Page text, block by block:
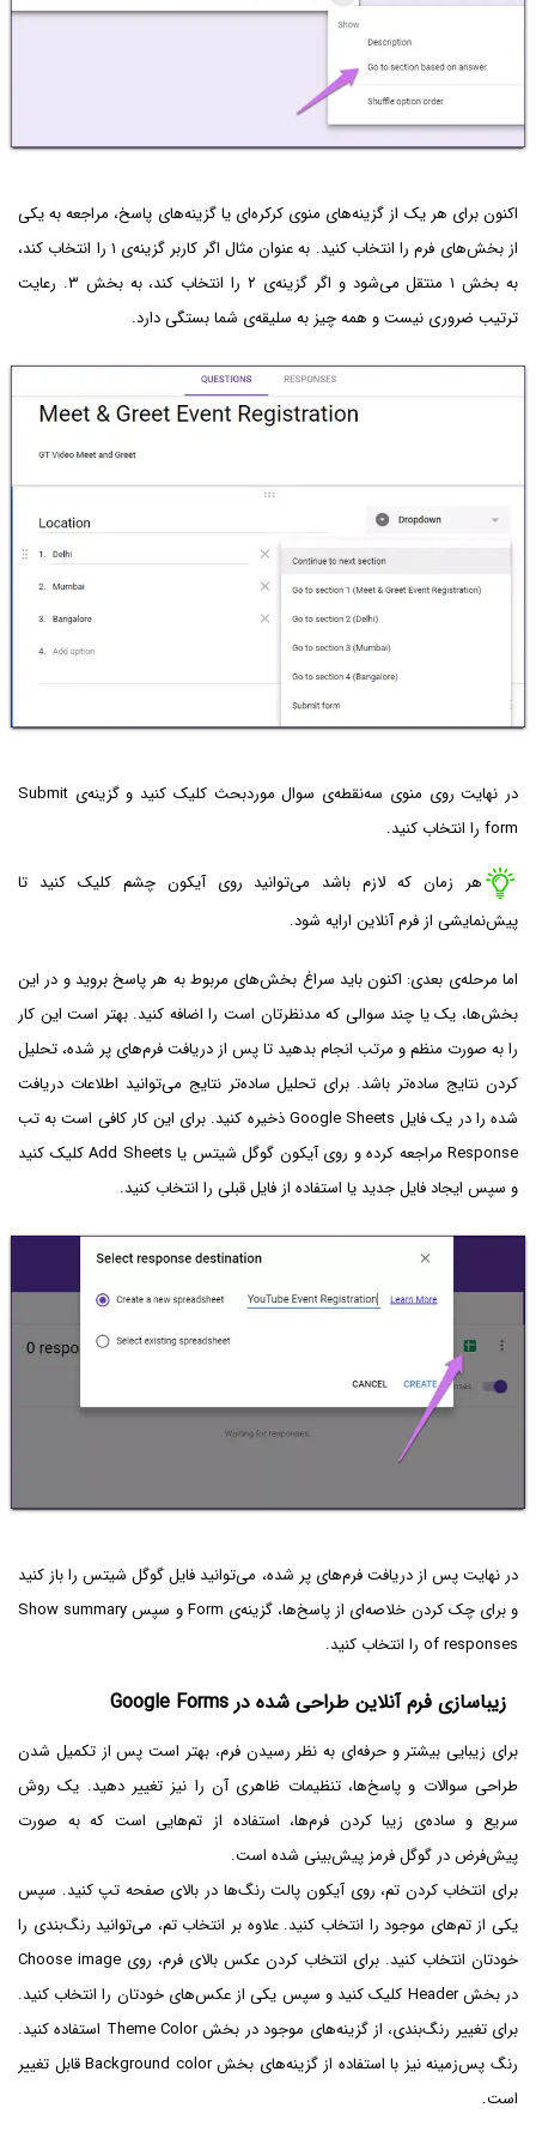
اکنون برای هر یک از گزینه‌های منوی کرکره‌ای یا گزینه‌های پاسخ، مراجعه به یکی
از بخش‌های فرم را انتخاب کنید. به عنوان مثال اگر کاربر گزینه‌ی ۱ را انتخاب کند،
به بخش ۱ منتقل می‌شود و اگر گزینه‌ی ۲ را انتخاب کند، به بخش ۳. رعایت
ترتیب ضروری نیست و همه چیز به سلیقه‌ی شما بستگی دارد.
در نهایت روی منوی سه‌نقطه‌ی سوال موردبحث کلیک کنید و گزینه‌ی Submit
form را انتخاب کنید.
هر زمان که لازم باشد می‌توانید روی آیکون چشم کلیک کنید تا
پیش‌نمایشی از فرم آنلاین ارایه شود.
اما مرحله‌ی بعدی: اکنون باید سراغ بخش‌های مربوط به هر پاسخ بروید و در این
بخش‌ها، یک یا چند سوالی که مدنظرتان است را اضافه کنید. بهتر است این کار
را به صورت منظم و مرتب انجام بدهید تا پس از دریافت فرم‌های پر شده، تحلیل
کردن نتایج ساده‌تر باشد. برای تحلیل ساده‌تر نتایج می‌توانید اطلاعات دریافت
شده را در یک فایل Google Sheets ذخیره کنید. برای این کار کافی است به تب
Response مراجعه کرده و روی آیکون گوگل شیتس یا Add Sheets کلیک کنید
و سپس ایجاد فایل جدید یا استفاده از فایل قبلی را انتخاب کنید.
در نهایت پس از دریافت فرم‌های پر شده، می‌توانید فایل گوگل شیتس را باز کنید
و برای چک کردن خلاصه‌ای از پاسخ‌ها، گزینه‌ی Form و سپس Show summary
of responses را انتخاب کنید.
زیباسازی فرم آنلاین طراحی شده در Google Forms
برای زیبایی بیشتر و حرفه‌ای به نظر رسیدن فرم، بهتر است پس از تکمیل شدن
طراحی سوالات و پاسخ‌ها، تنظیمات ظاهری آن را نیز تغییر دهید. یک روش
سریع و ساده‌ی زیبا کردن فرم‌ها، استفاده از تم‌هایی است که به صورت
پیش‌فرض در گوگل فرمز پیش‌بینی شده است.
برای انتخاب کردن تم، روی آیکون پالت رنگ‌ها در بالای صفحه تپ کنید. سپس
یکی از تم‌های موجود را انتخاب کنید. علاوه بر انتخاب تم، می‌توانید رنگ‌بندی را
خودتان انتخاب کنید. برای انتخاب کردن عکس بالای فرم، روی Choose image
در بخش Header کلیک کنید و سپس یکی از عکس‌های خودتان را انتخاب کنید.
برای تغییر رنگ‌بندی، از گزینه‌های موجود در بخش Theme Color استفاده کنید.
رنگ پس‌زمینه نیز با استفاده از گزینه‌های بخش Background color قابل تغییر
است.